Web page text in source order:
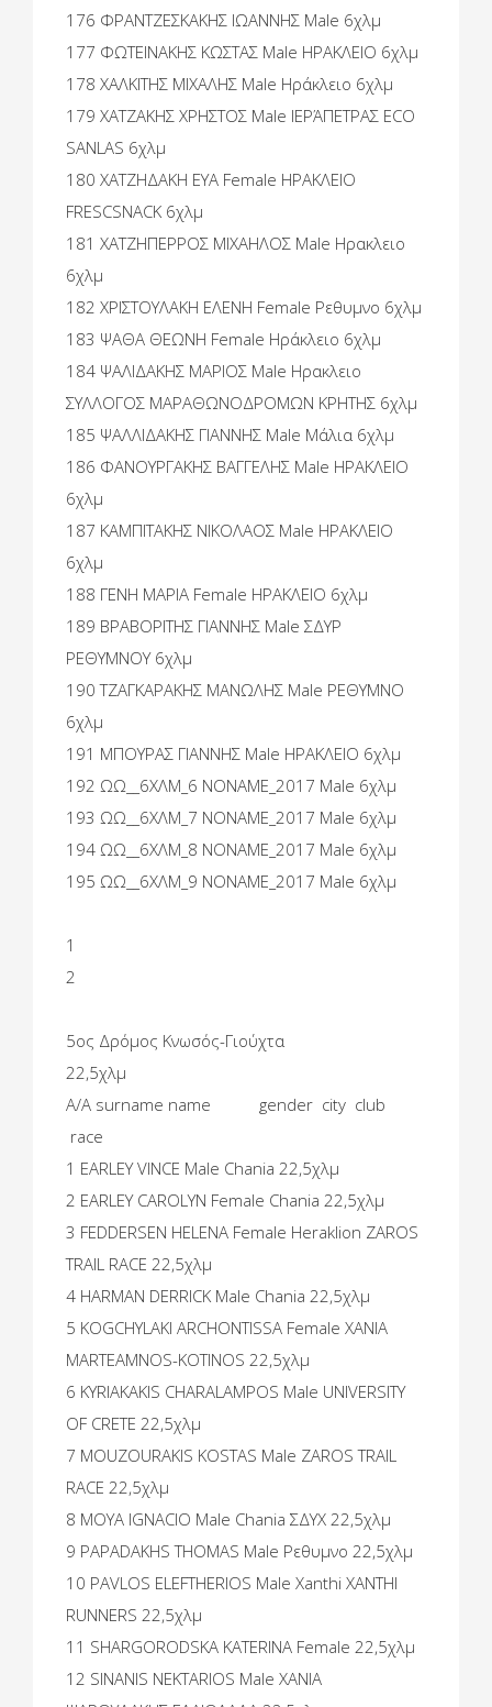
176 ΦΡΑΝΤΖΕΣΚΑΚΗΣ ΙΩΑΝΝΗΣ Male 6χλμ
177 ΦΩΤΕΙΝΑΚΗΣ ΚΩΣΤΑΣ Male ΗΡΑΚΛΕΙΟ 6χλμ
178 ΧΑΛΚΙΤΗΣ ΜΙΧΑΛΗΣ Male Ηράκλειο 6χλμ
179 ΧΑΤΖΑΚΗΣ ΧΡΗΣΤΟΣ Male ΙΕΡΆΠΕΤΡΑΣ ECO
SANLAS 6χλμ
180 ΧΑΤΖΗΔΑΚΗ ΕΥΑ Female ΗΡΑΚΛΕΙΟ
FRESCSNACK 6χλμ
181 ΧΑΤΖΗΠΕΡΡΟΣ ΜΙΧΑΗΛΟΣ Male Ηρακλειο
6χλμ
182 ΧΡΙΣΤΟΥΛΑΚΗ ΕΛΕΝΗ Female Ρεθυμνο 6χλμ
183 ΨΑΘΑ ΘΕΩΝΗ Female Ηράκλειο 6χλμ
184 ΨΑΛΙΔΑΚΗΣ ΜΑΡΙΟΣ Male Ηρακλειο
ΣΥΛΛΟΓΟΣ ΜΑΡΑΘΩΝΟΔΡΟΜΩΝ ΚΡΗΤΗΣ 6χλμ
185 ΨΑΛΛΙΔΑΚΗΣ ΓΙΑΝΝΗΣ Male Μάλια 6χλμ
186 ΦΑΝΟΥΡΓΑΚΗΣ ΒΑΓΓΕΛΗΣ Male ΗΡΑΚΛΕΙΟ
6χλμ
187 ΚΑΜΠΙΤΑΚΗΣ ΝΙΚΟΛΑΟΣ Male ΗΡΑΚΛΕΙΟ
6χλμ
188 ΓΕΝΗ ΜΑΡΙΑ Female ΗΡΑΚΛΕΙΟ 6χλμ
189 ΒΡΑΒΟΡΙΤΗΣ ΓΙΑΝΝΗΣ Male ΣΔΥΡ
ΡΕΘΥΜΝΟΥ 6χλμ
190 ΤΖΑΓΚΑΡΑΚΗΣ ΜΑΝΩΛΗΣ Male ΡΕΘΥΜΝΟ
6χλμ
191 ΜΠΟΥΡΑΣ ΓΙΑΝΝΗΣ Male ΗΡΑΚΛΕΙΟ 6χλμ
192 ΩΩ__6ΧΛΜ_6 NONAME_2017 Male 6χλμ
193 ΩΩ__6ΧΛΜ_7 NONAME_2017 Male 6χλμ
194 ΩΩ__6ΧΛΜ_8 NONAME_2017 Male 6χλμ
195 ΩΩ__6ΧΛΜ_9 NONAME_2017 Male 6χλμ
1
2
5ος Δρόμος Κνωσός-Γιούχτα
22,5χλμ
A/A surname name gender city club
race
1 EARLEY VINCE Male Chania 22,5χλμ
2 EARLEY CAROLYN Female Chania 22,5χλμ
3 FEDDERSEN HELENA Female Heraklion ZAROS
TRAIL RACE 22,5χλμ
4 HARMAN DERRICK Male Chania 22,5χλμ
5 KOGCHYLAKI ARCHONTISSA Female ΧΑΝΙΑ
MARTEAMNOS-KOTINOS 22,5χλμ
6 KYRIAKAKIS CHARALAMPOS Male UNIVERSITY
OF CRETE 22,5χλμ
7 MOUZOURAKIS KOSTAS Male ZAROS TRAIL
RACE 22,5χλμ
8 MOYA IGNACIO Male Chania ΣΔΥΧ 22,5χλμ
9 PAPADAKHS THOMAS Male Ρεθυμνο 22,5χλμ
10 PAVLOS ELEFTHERIOS Male Xanthi XANTHI
RUNNERS 22,5χλμ
11 SHARGORODSKA KATERINA Female 22,5χλμ
12 SINANIS NEKTARIOS Male ΧΑΝΙΑ